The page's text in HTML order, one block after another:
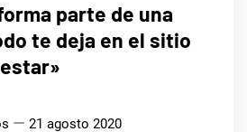
parte de una
te deja en el sitio
21 agosto 2020